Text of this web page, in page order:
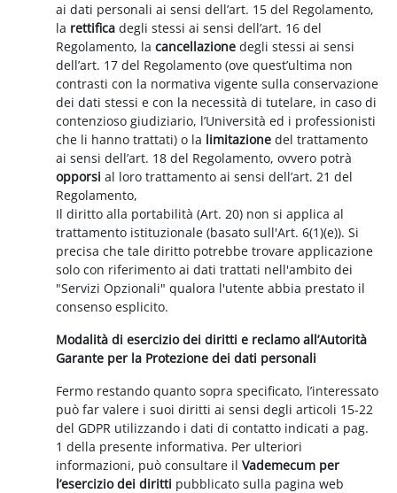
ai dati personali ai sensi dell’art. 15 del Regolamento,
la rettificadegli stessi ai sensi dell’art. 16 del
Regolamento, lacancellazione degli stessi ai sensi
dell’art. 17 del Regolamento (ove quest’ultima non
contrasti con la normativa vigente sulla conservazione
dei dati stessi e con la necessità di tutelare, in caso di
contenzioso giudiziario, l’Università ed i professionisti
che li hanno trattati) o la limitazione del trattamento
ai sensi dell’art. 18 del Regolamento, ovvero potrà
opporsi al loro trattamento ai sensi dell’art. 21 del
Regolamento,
Il diritto alla portabilità (Art. 20) non si applica al
trattamento istituzionale (basato sull'Art. 6(1)(e)). Si
precisa che tale diritto potrebbe trovare applicazione
solo con riferimento ai dati trattati nell'ambito dei
"Servizi Opzionali" qualora l'utente abbia prestato il
consenso esplicito.
Modalità di esercizio dei diritti e reclamo all’Autorità
Garante per la Protezione dei dati personali
Fermo restando quanto sopra specificato, l’interessato
può far valere i suoi diritti ai sensi degli articoli 15-22
del GDPR utilizzando i dati di contatto indicati a pag.
1 della presente informativa. Per ulteriori
informazioni, può consultare ilVademecum per
l’esercizio dei diritti pubblicato sulla pagina web